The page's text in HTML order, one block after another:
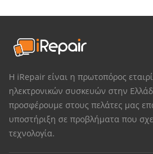
Η iRepair είναι η πρωτοπόρος
ηλεκτρονικών συσκευών στην
προσφέρουμε στους πελάτες μας
υποστήριξη σε προβλήματα που
τεχνολογία.